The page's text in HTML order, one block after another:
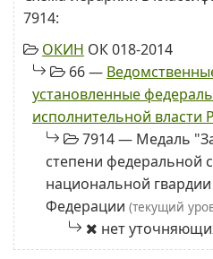
7914:
ОКИН ОК 018-2014
66 —
установленные
исполнительной власти
7914 — Медаль
степени федеральной
национальной
Федерации (текущий
нет